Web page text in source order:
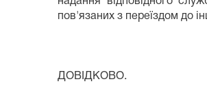
пов'язаних з переїздом до
ДОВІДКОВО.